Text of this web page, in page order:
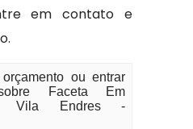
em contato e
ou entrar
Faceta Em
Vila Endres -